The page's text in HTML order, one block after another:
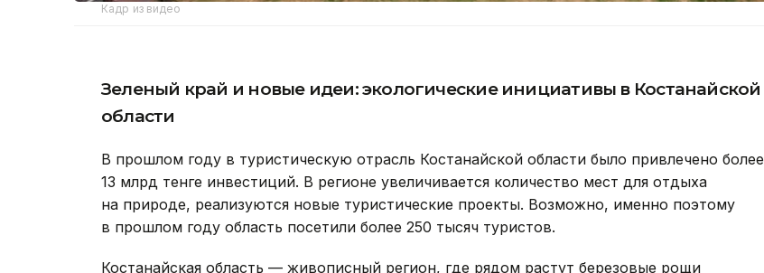
Кадр из видео
Зеленый край и новые идеи: экологические инициативы в Костанайской
области
В прошлом году в туристическую отрасль Костанайской области было привлечено более
13 млрд тенге инвестиций. В регионе увеличивается количество мест для отдыха
на природе, реализуются новые туристические проекты. Возможно, именно поэтому
в прошлом году область посетили более 250 тысяч туристов.
Костанайская область — живописный регион, где рядом растут березовые рощи